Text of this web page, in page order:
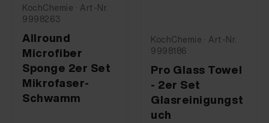
KochChemie · Art-Nr.
9998263
Allround
Microfiber
Sponge 2er Set
Mikrofaser-
Schwamm
KochChemie · Art-Nr.
9998186
Pro Glass Towel
- 2er Set
Glasreinigungst
uch